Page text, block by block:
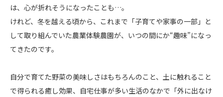
は、心が折れそうになったことも…。
けれど、冬を越える頃から、これまで「子育てや家事の一部」と
して取り組んでいた農業体験農園が、いつの間にか“趣味”になっ
てきたのです。
自分で育てた野菜の美味しさはもちろんのこと、土に触れること
で得られる癒し効果、自宅仕事が多い生活のなかで「外に出なけ